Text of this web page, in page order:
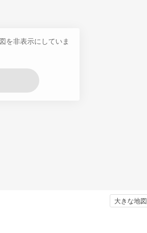
を非表示にしていま
大きな地図